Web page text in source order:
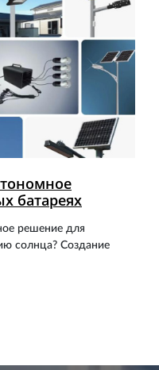
батареях
решение для
солнца? Создание